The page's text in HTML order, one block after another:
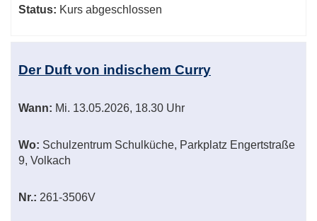
Status: Kurs abgeschlossen
Der Duft von indischem Curry
Wann: Mi. 13.05.2026, 18.30 Uhr
Wo: Schulzentrum Schulküche, Parkplatz Engertstraße
9, Volkach
Nr.: 261-3506V